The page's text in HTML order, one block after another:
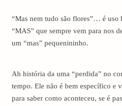
“Mas nem tudo são flores”… é uso
“MAS” que sempre vem para nos
um “mas” pequenininho.
Ah história da uma “perdida” no
tempo. Ele não é bem específico e
para saber como aconteceu, se é